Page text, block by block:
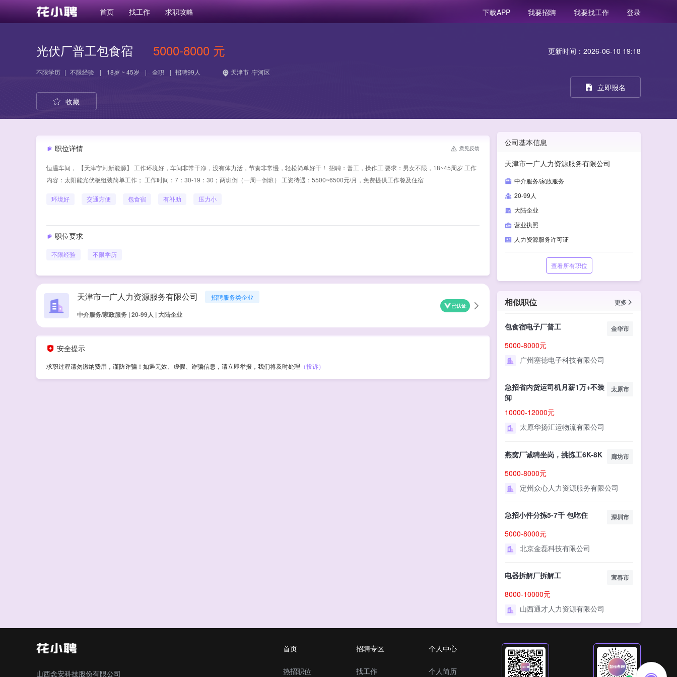
首页 找工作 求职攻略 下载APP 我要招聘 我要找工作 登录
光伏厂普工包食宿 5000-8000 元
不限学历 | 不限经验 | 18岁 ~ 45岁 | 全职 | 招聘99人 天津市 ·宁河区
收藏
职位详情 意见反馈
恒温车间， 【天津宁河新能源】 工作环境好，车间非常干净，没有体力活，节奏非常慢，轻松简单好干！ 招聘：普工，操作工 要求：男女不限，18~45周岁 工作
内容：太阳能光伏板组装简单工作； 工作时间：7：30-19：30；两班倒（一周一倒班） 工资待遇：5500~6500元/月，免费提供工作餐及住宿
环境好 交通方便 包食宿 有补助 压力小
职位要求
不限经验 不限学历
天津市一广人力资源服务有限公司 招聘服务类企业
中介服务/家政服务 | 20-99人 | 大陆企业
已认证
安全提示
求职过程请勿缴纳费用，谨防诈骗！如遇无效、虚假、诈骗信息，请立即举报，我们将及时处理 （投诉）
更新时间：2026-06-10 19:18
立即报名
公司基本信息
天津市一广人力资源服务有限公司
中介服务/家政服务
20-99人
大陆企业
营业执照
人力资源服务许可证
查看所有职位
相似职位 更多
包食宿电子厂普工 金华市
5000-8000元
广州塞德电子科技有限公司
急招省内货运司机月薪1万+不装
卸
太原市
10000-12000元
太原华扬汇运物流有限公司
燕窝厂诚聘坐岗，挑拣工6K-8K 廊坊市
5000-8000元
定州众心人力资源服务有限公司
急招小件分拣5-7千 包吃住 深圳市
5000-8000元
北京金磊科技有限公司
电器拆解厂拆解工 宜春市
8000-10000元
山西通才人力资源有限公司
山西念安科技股份有限公司
首页
热招职位
招聘专区
找工作
个人中心
个人简历